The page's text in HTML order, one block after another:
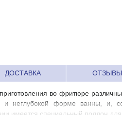
ДОСТАВКА ОТЗЫВЫ
во фритюре
неглубокой форме ванны, и,